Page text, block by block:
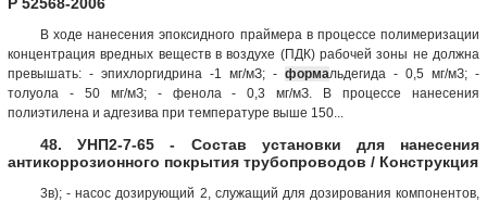
В ходе нанесения эпоксидного праймера в процессе полимеризации
концентрация вредных веществ в воздухе (ПДК) рабочей зоны не должна
превышать: - эпихлоргидрина -1 мг/мЗ; - формальдегида - 0,5 мг/мЗ; -
толуола - 50 мг/мЗ; - фенола - 0,3 мг/мЗ. В процессе нанесения
полиэтилена и адгезива при температуре выше 150...
48. УНП2-7-65 - Состав установки для нанесения
антикоррозионного покрытия трубопроводов / Конструкция
3в); - насос дозирующий 2, служащий для дозирования компонентов,